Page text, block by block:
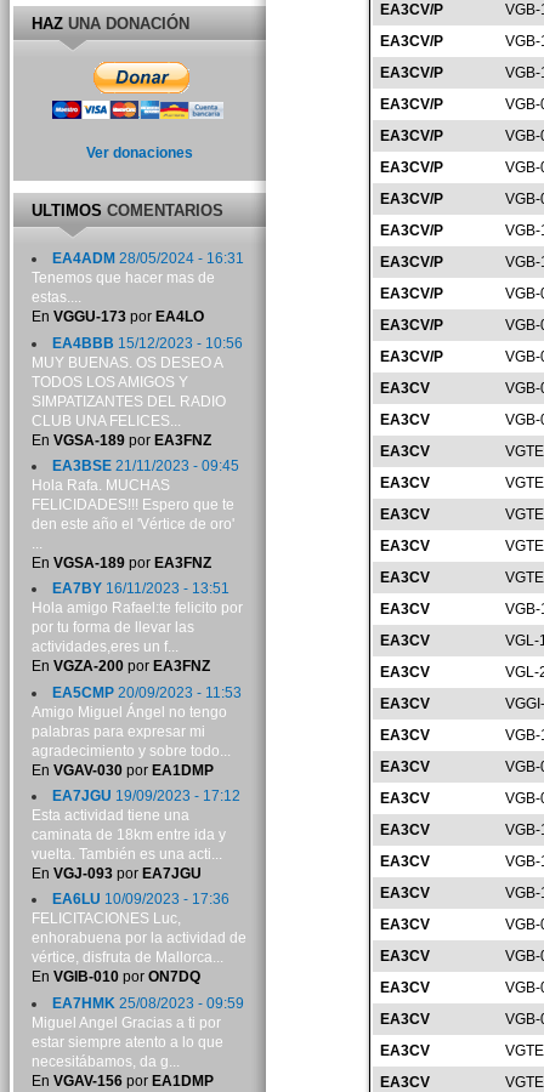
EA3CV/P
EA3CV/P
EA3CV/P
EA3CV/P
EA3CV/P
EA3CV/P
EA3CV/P
EA3CV/P
VGB-
EA3CV/P
VGB-
EA3CV/P
EA3CV/P
EA3CV/P
EA3CV
EA3CV
EA3CV
EA3CV
EA3CV
EA3CV
EA3CV
EA3CV
EA3CV
VGL-
EA3CV
VGL-
EA3CV
EA3CV
EA3CV
EA3CV
EA3CV
EA3CV
EA3CV
EA3CV
EA3CV
EA3CV
EA3CV
EA3CV
EA3CV
HAZUNA DONACIÓN
Ver donaciones
ULTIMOSCOMENTARIOS
EA4ADM 28/05/2024 - 16:31
Tenemos que hacer mas de
estas....
En VGGU-173por EA4LO
EA4BBB 15/12/2023 - 10:56
MUY BUENAS. OS DESEO A
TODOS LOS AMIGOS Y
SIMPATIZANTES DEL RADIO
CLUB UNA FELICES...
En VGSA-189por EA3FNZ
EA3BSE21/11/2023 - 09:45
Hola Rafa. MUCHAS
FELICIDADES!!! Espero que te
den este año el 'Vértice de oro'
...
En VGSA-189por EA3FNZ
EA7BY16/11/2023 - 13:51
Hola amigo Rafael:te felicito por
por tu forma de llevar las
actividades,eres un f...
En VGZA-200por EA3FNZ
EA5CMP20/09/2023 - 11:53
Amigo Miguel Ángel no tengo
palabras para expresar mi
agradecimiento y sobre todo...
En VGAV-030por EA1DMP
EA7JGU 19/09/2023 - 17:12
Esta actividad tiene una
caminata de 18km entre ida y
vuelta. También es una acti...
En VGJ-093por EA7JGU
EA6LU 10/09/2023 - 17:36
FELICITACIONES Luc,
enhorabuena por la actividad de
vértice, disfruta de Mallorca...
En VGIB-010por ON7DQ
EA7HMK 25/08/2023 - 09:59
Miguel Angel Gracias a ti por
estar siempre atento a lo que
necesitábamos, da g...
En VGAV-156por EA1DMP